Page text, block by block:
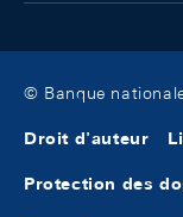
© Banque
Droit d'auteur
Protection des